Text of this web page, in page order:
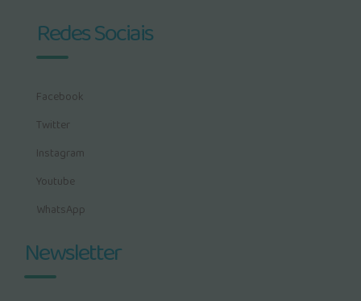
Redes Sociais
Facebook
Twitter
Instagram
Youtube
WhatsApp
Newsletter